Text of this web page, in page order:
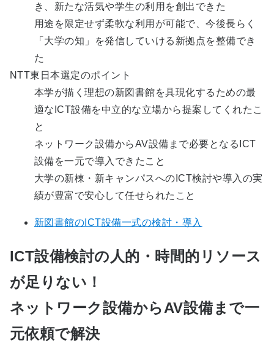
き、新たな活気や学生の利用を創出できた
用途を限定せず柔軟な利用が可能で、今後長らく
「大学の知」を発信していける新拠点を整備でき
た
NTT東日本選定のポイント
本学が描く理想の新図書館を具現化するための最
適なICT設備を中立的な立場から提案してくれたこ
と
ネットワーク設備からAV設備まで必要となるICT
設備を一元で導入できたこと
大学の新棟・新キャンパスへのICT検討や導入の実
績が豊富で安心して任せられたこと
新図書館のICT設備一式の検討・導入
ICT設備検討の人的・時間的リソース
が足りない！
ネットワーク設備からAV設備まで一
元依頼で解決